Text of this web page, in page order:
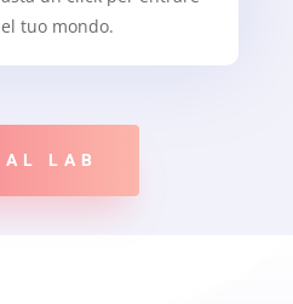
tuo mondo.
LAB